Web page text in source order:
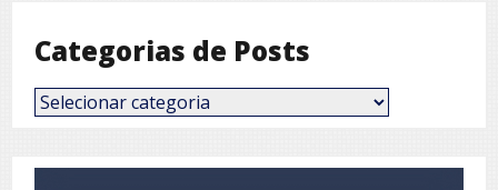
Categorias de Posts
Categorias
de